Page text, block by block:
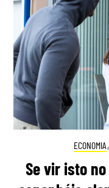
ECONOMIA,
Se vir isto